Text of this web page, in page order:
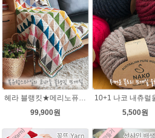
헤라 블랭킷★메리노퓨어울 27타래 북유럽블랭킷 울100% 코바늘뜨기 뜨개질
99,900원
5,500원